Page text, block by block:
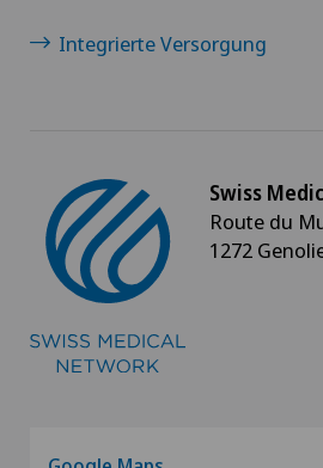
Integrierte Versorgung
Swiss
Route du
1272